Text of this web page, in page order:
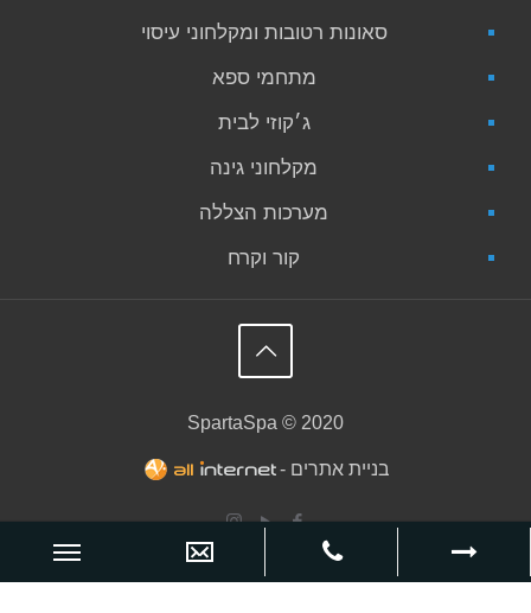
סאונות רטובות ומקלחוני עיסוי
מתחמי ספא
ג׳קוזי לבית
מקלחוני גינה
מערכות הצללה
קור וקרח
SpartaSpa © 2020
בניית אתרים -